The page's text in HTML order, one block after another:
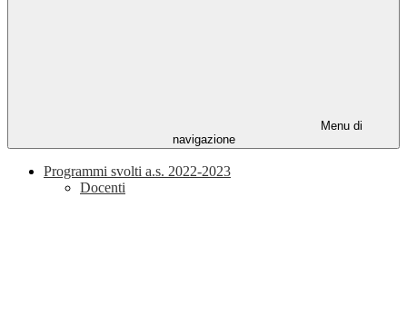
Menu di
navigazione
Programmi svolti a.s. 2022-2023
Docenti